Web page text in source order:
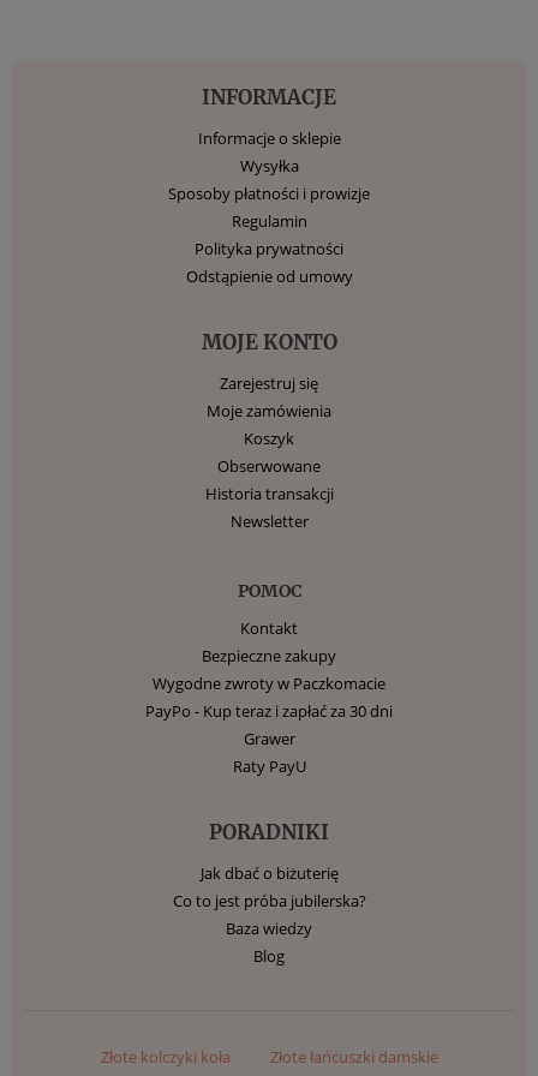
INFORMACJE
Informacje o sklepie
Wysyłka
Sposoby płatności i prowizje
Regulamin
Polityka prywatności
Odstąpienie od umowy
MOJE KONTO
Zarejestruj się
Moje zamówienia
Koszyk
Obserwowane
Historia transakcji
Newsletter
POMOC
Kontakt
Bezpieczne zakupy
Wygodne zwroty w Paczkomacie
PayPo - Kup teraz i zapłać za 30 dni
Grawer
Raty PayU
PORADNIKI
Jak dbać o biżuterię
Co to jest próba jubilerska?
Baza wiedzy
Blog
Złote kolczyki koła Złote łańcuszki damskie